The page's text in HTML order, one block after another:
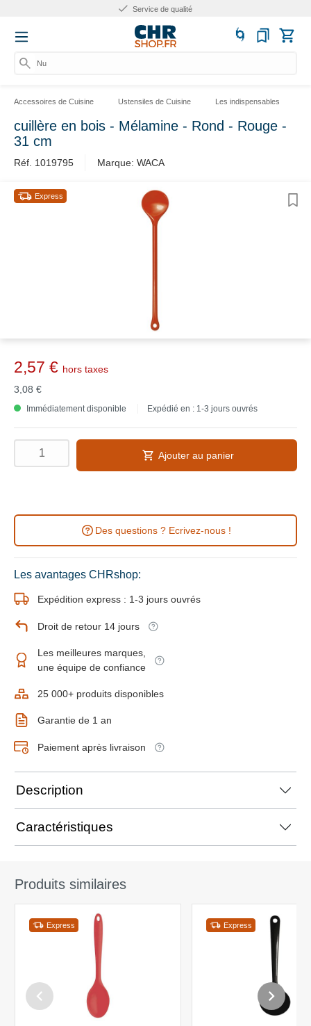
Service de qualité
Numé
Accessoires de Cuisine Ustensiles de Cuisine Les indispensables
cuillère en bois - Mélamine - Rond - Rouge -
31 cm
Réf. 1019795 Marque: WACA
Express
2,57 € hors taxes
3,08 €
Immédiatement disponible Expédié en : 1-3 jours ouvrés
Ajouter au panier
Des questions ? Ecrivez-nous !
Les avantages CHRshop:
Expédition express : 1-3 jours ouvrés
Droit de retour 14 jours
Les meilleures marques,
une équipe de confiance
25 000+ produits disponibles
Garantie de 1 an
Paiement après livraison
Description
Caractéristiques
Produits similaires
Express Express